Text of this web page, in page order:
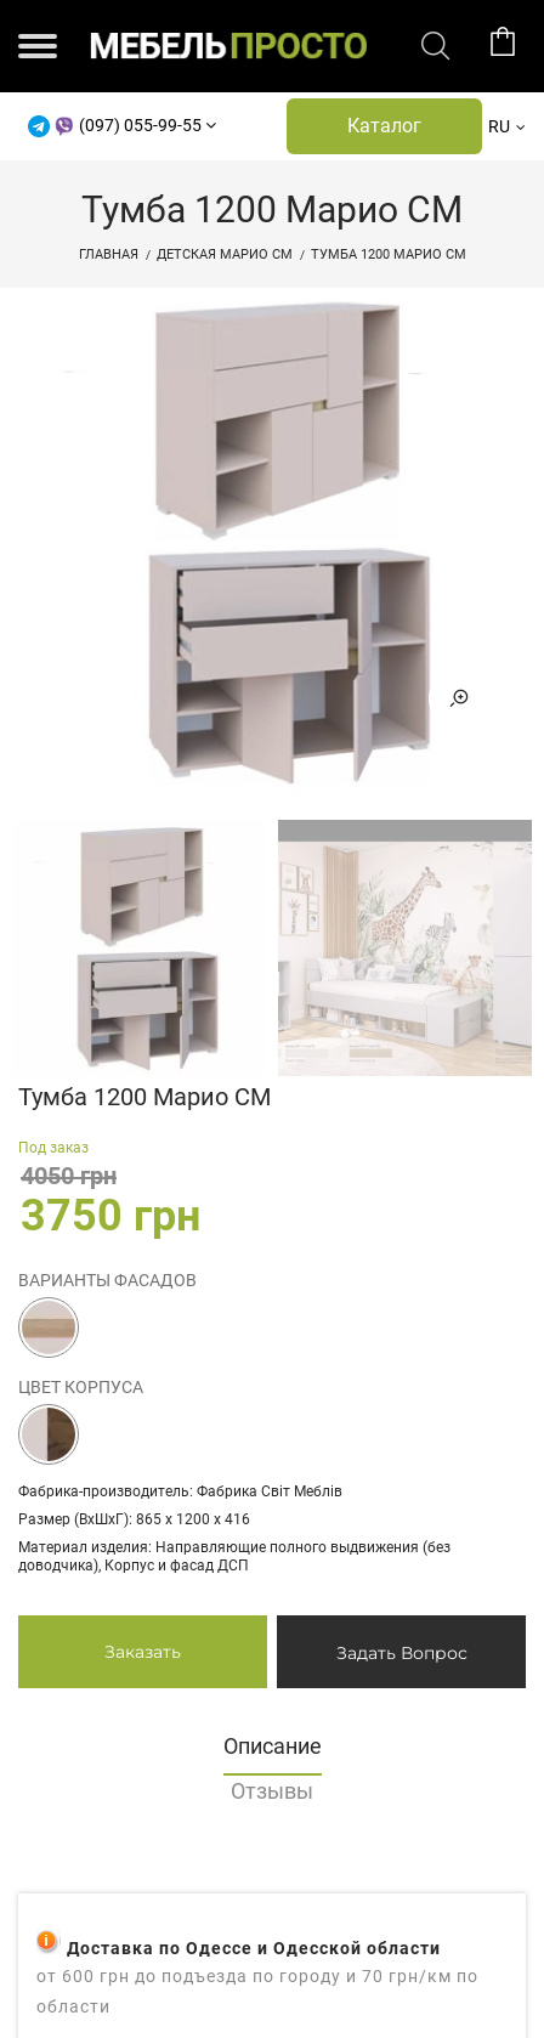
(097) 055-99-55 Каталог RU
Тумба 1200 Марио СМ
ГЛАВНАЯ ДЕТСКАЯ МАРИО СМ ТУМБА 1200 МАРИО СМ
Тумба 1200 Марио СМ
Под заказ
3750 грн
4050 грн
ВАРИАНТЫ ФАСАДОВ
ЦВЕТ КОРПУСА
Фабрика-производитель: Фабрика Світ Меблів
Размер (ВхШхГ): 865 х 1200 х 416
Материал изделия: Направляющие полного выдвижения (без
доводчика), Корпус и фасад ДСП
Заказать Задать Вопрос
Доставка по Одессе и Одесской области
от 600 грн до подъезда по городу и 70 грн/км по
области
Описание
Отзывы